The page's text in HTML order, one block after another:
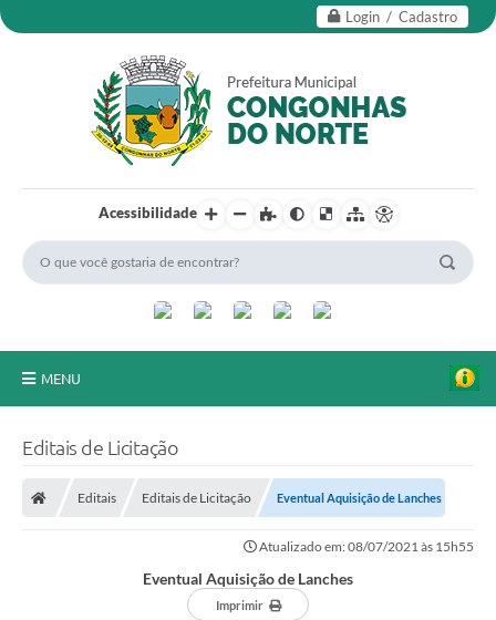
Login / Cadastro
Acessibilidade
MENU
Editais de Licitação
Editais Editais de Licitação Eventual Aquisição de Lanches
Atualizado em: 08/07/2021 às 15h55
Eventual Aquisição de Lanches
Imprimir